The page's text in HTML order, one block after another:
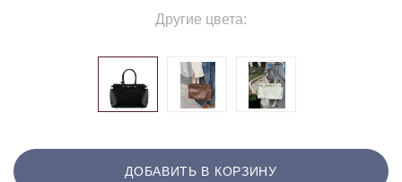
Другие цвета:
ДОБАВИТЬ В КОРЗИНУ